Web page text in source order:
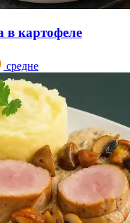
в картофеле
средне